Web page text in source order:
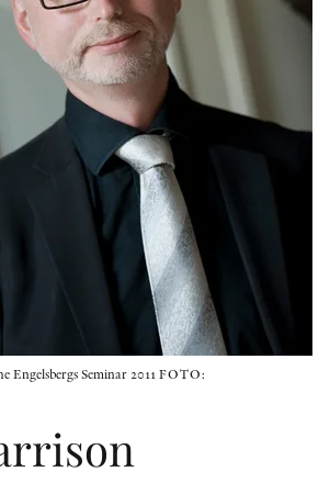
VIDEOGALLERI
KONTAKT
PEER REVIEW-PROCESSEN
Engelsbergs Seminar 2011 FOTO: